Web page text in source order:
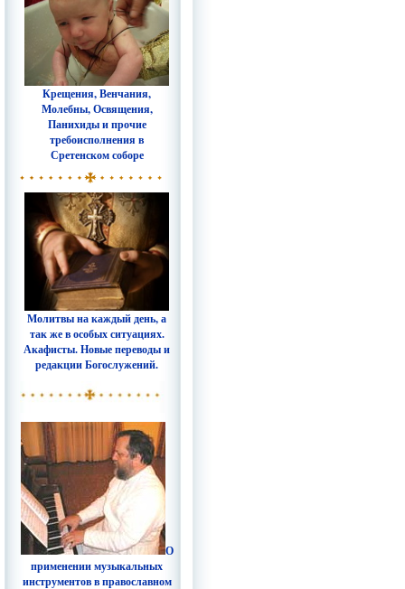
Крещения, Венчания,
Молебны, Освящения,
Панихиды и прочие
требоисполнения в
Сретенском соборе
Молитвы на каждый день, а
так же в особых ситуациях.
Акафисты. Новые переводы и
редакции Богослужений.
О
применении музыкальных
инструментов в православном